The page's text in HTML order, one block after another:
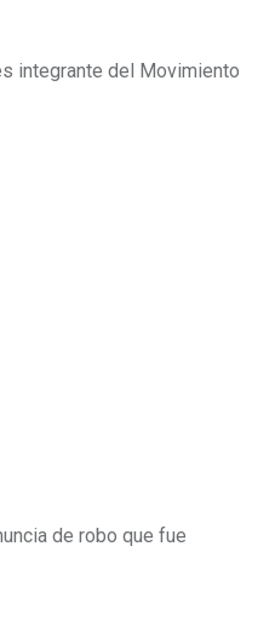
integrante del Movimiento
de robo que fue